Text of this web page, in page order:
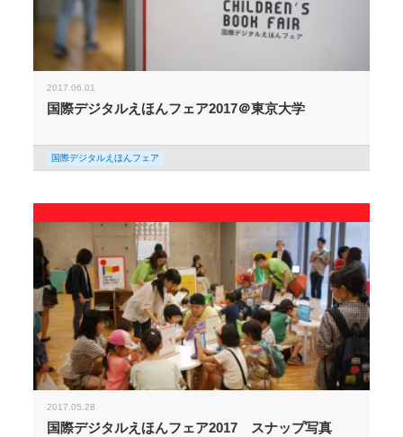
2017.06.01
国際デジタルえほんフェア2017＠東京大学
国際デジタルえほんフェア
2017.05.28
国際デジタルえほんフェア2017 スナップ写真